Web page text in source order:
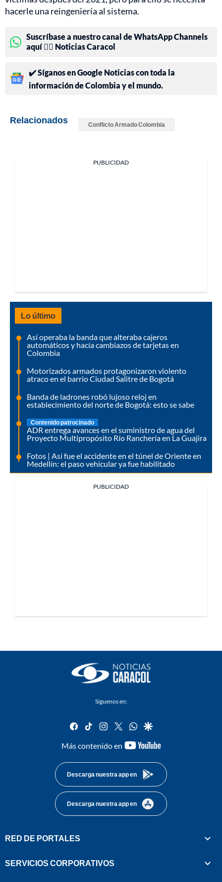
hacerle una reingeniería al sistema.
Suscríbase a nuestro canal de WhatsApp Channels
aquí 👉🏻 Noticias Caracol
✔️ Síganos en Google Noticias con toda la
información de Colombia y el mundo.
Relacionados Conflicto Armado Colombia
PUBLICIDAD
Lo último
Así operaba la banda que alteraba cajeros
automáticos y hacía cambiazos de tarjetas en
Colombia
Motorizados armados protagonizaron violento
atraco en el barrio Ciudad Salitre de Bogotá
Banda de ladrones robó lujoso reloj en
establecimiento del norte de Bogotá: esto se sabe
Contenido patrocinado
ADR entrega avances en el suministro de agua del
Proyecto Multipropósito Río Ranchería en La Guajira
Fotos | Así fue el accidente en el túnel de Oriente en
Medellín: el paso vehicular ya fue habilitado
PUBLICIDAD
Síguenos en:
facebook
tiktok instagram
twitterwhatsapp
google
Más contenido en
youtube-
Descarga nuestra app en
Descarga nuestra app en
RED DE PORTALES
SERVICIOS CORPORATIVOS